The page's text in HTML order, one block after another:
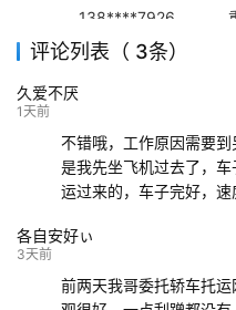
138****7926
139****9233
评论列表（ 3条）
久爱不厌
1天前
不错哦，工作原因需要
是我先坐飞机过去了，
运过来的，车子完好，速
各自安好ぃ
3天前
前两天我哥委托轿车托